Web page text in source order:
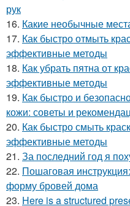
рук
16. Какие необычные
17. Как быстро отмыть
эффективные методы
18. Как убрать пятна от
эффективные методы
19. Как быстро и
кожи: советы и
20. Как быстро смыть
эффективные методы
21. За последний год я
22. Пошаговая
форму бровей дома
23. Here is a structured